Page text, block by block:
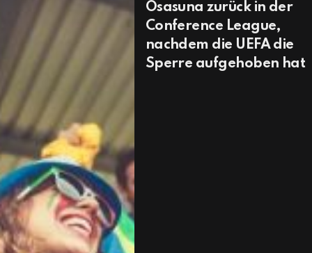
Osasuna zurück in der
Conference League,
nachdem die UEFA die
Sperre aufgehoben hat